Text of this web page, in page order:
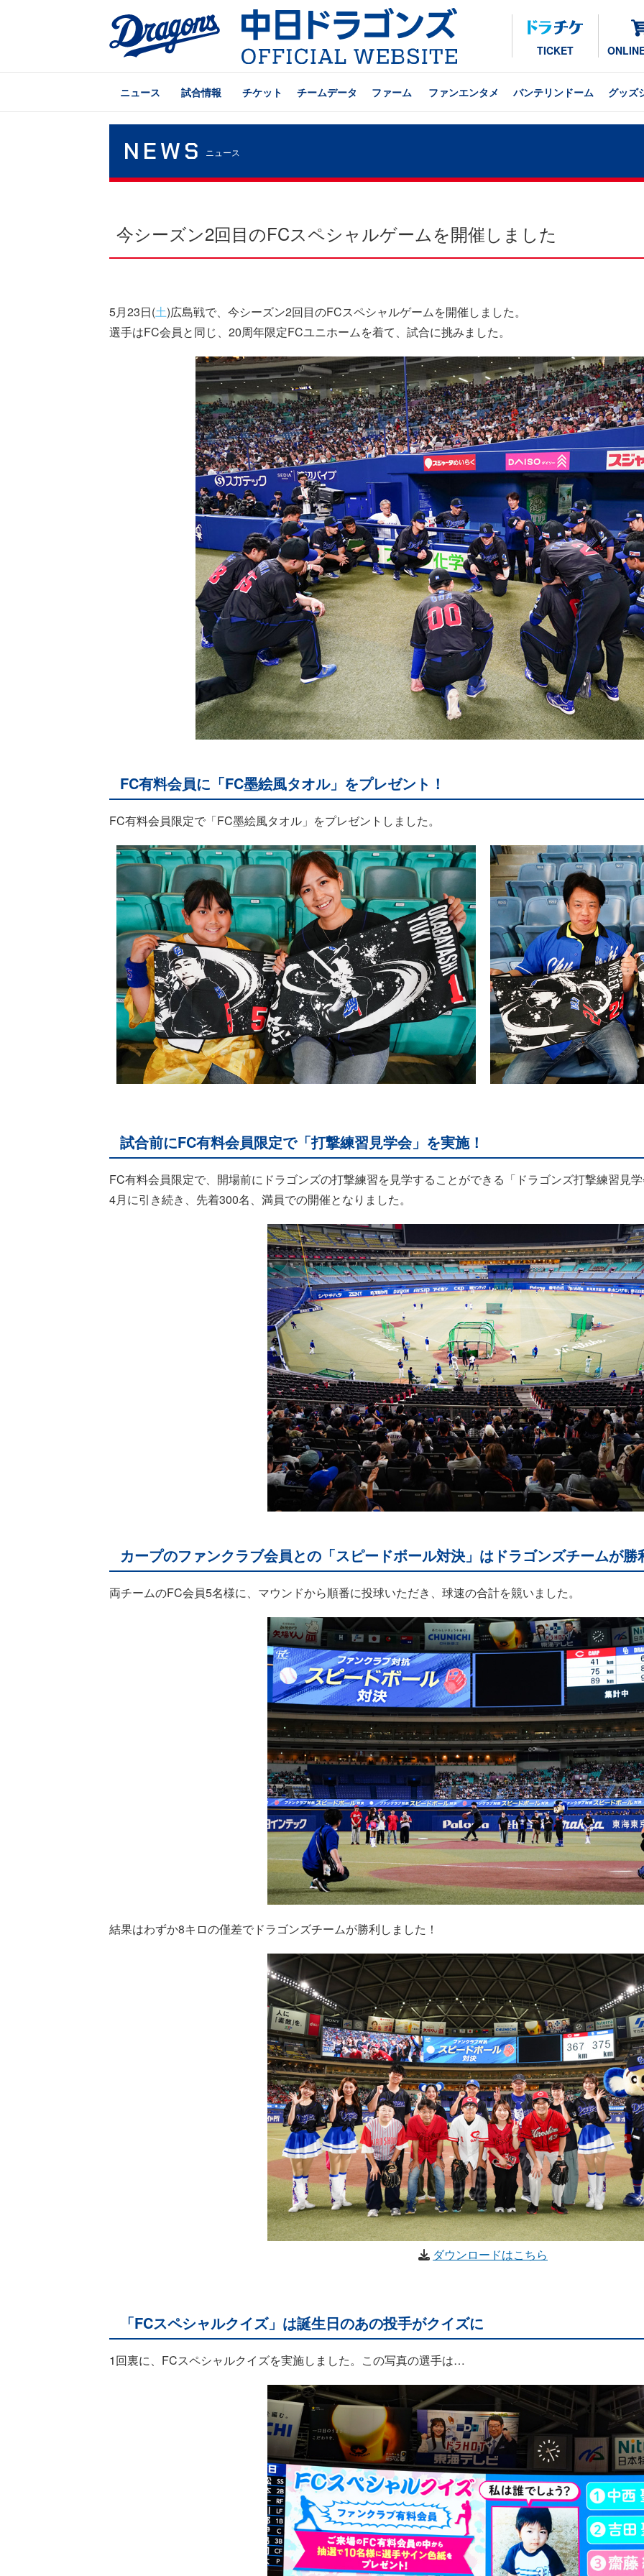
TICKET
ニュース 試合情報 チケット チームデータ ファーム ファンエンタメ バンテリンドーム グッズ
NEWS ニュース
今シーズン2回目のFCスペシャルゲームを開催しました
5月23日(土)広島戦で、今シーズン2回目のFCスペシャルゲームを開催しました。
選手はFC会員と同じ、20周年限定FCユニホームを着て、試合に挑みました。
FC有料会員に「FC墨絵風タオル」をプレゼント！
FC有料会員限定で「FC墨絵風タオル」をプレゼントしました。
試合前にFC有料会員限定で「打撃練習見学会」を実施！
FC有料会員限定で、開場前にドラゴンズの打撃練習を見学することができる「ドラゴンズ打撃練習見
4月に引き続き、先着300名、満員での開催となりました。
カープのファンクラブ会員との「スピードボール対決」はドラゴンズチームが勝
両チームのFC会員5名様に、マウンドから順番に投球いただき、球速の合計を競いました。
結果はわずか8キロの僅差でドラゴンズチームが勝利しました！
ダウンロードはこちら
「FCスペシャルクイズ」は誕生日のあの投手がクイズに
1回裏に、FCスペシャルクイズを実施しました。この写真の選手は…